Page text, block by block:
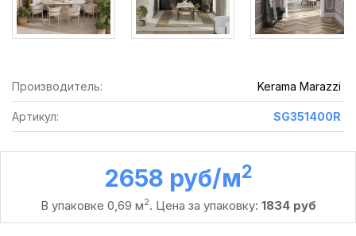
Производитель: Kerama Marazzi
Артикул: SG351400R
2658 руб /м2
В упаковке 0,69 м2. Цена за упаковку: 1834 руб